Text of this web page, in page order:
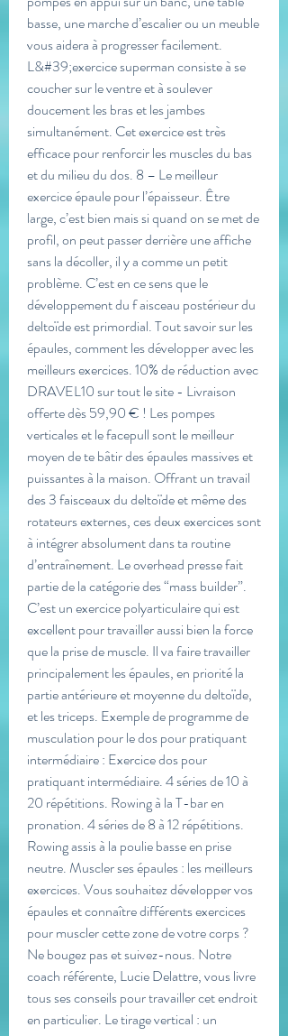
basse, une marche d’escalier ou un meuble
vous aidera à progresser facilement.
L&#39;exercice superman consiste à se
coucher sur le ventre et à soulever
doucement les bras et les jambes
simultanément. Cet exercice est très
efficace pour renforcir les muscles du bas
et du milieu du dos. 8 – Le meilleur
exercice épaule pour l’épaisseur. Être
large, c’est bien mais si quand on se met de
profil, on peut passer derrière une affiche
sans la décoller, il y a comme un petit
problème. C’est en ce sens que le
développement du f aisceau postérieur du
deltoïde est primordial. Tout savoir sur les
épaules, comment les développer avec les
meilleurs exercices. 10% de réduction avec
DRAVEL10 sur tout le site - Livraison
offerte dès 59,90 € ! Les pompes
verticales et le facepull sont le meilleur
moyen de te bâtir des épaules massives et
puissantes à la maison. Offrant un travail
des 3 faisceaux du deltoïde et même des
rotateurs externes, ces deux exercices sont
à intégrer absolument dans ta routine
d’entraînement. Le overhead presse fait
partie de la catégorie des “mass builder”.
C’est un exercice polyarticulaire qui est
excellent pour travailler aussi bien la force
que la prise de muscle. Il va faire travailler
principalement les épaules, en priorité la
partie antérieure et moyenne du deltoïde,
et les triceps. Exemple de programme de
musculation pour le dos pour pratiquant
intermédiaire : Exercice dos pour
pratiquant intermédiaire. 4 séries de 10 à
20 répétitions. Rowing à la T-bar en
pronation. 4 séries de 8 à 12 répétitions.
Rowing assis à la poulie basse en prise
neutre. Muscler ses épaules : les meilleurs
exercices. Vous souhaitez développer vos
épaules et connaître différents exercices
pour muscler cette zone de votre corps ?
Ne bougez pas et suivez-nous. Notre
coach référente, Lucie Delattre, vous livre
tous ses conseils pour travailler cet endroit
en particulier. Le tirage vertical : un